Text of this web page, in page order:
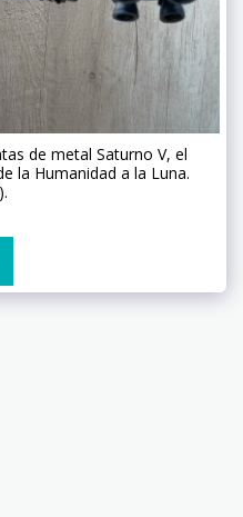
de metal Saturno V, el
la Humanidad a la Luna.